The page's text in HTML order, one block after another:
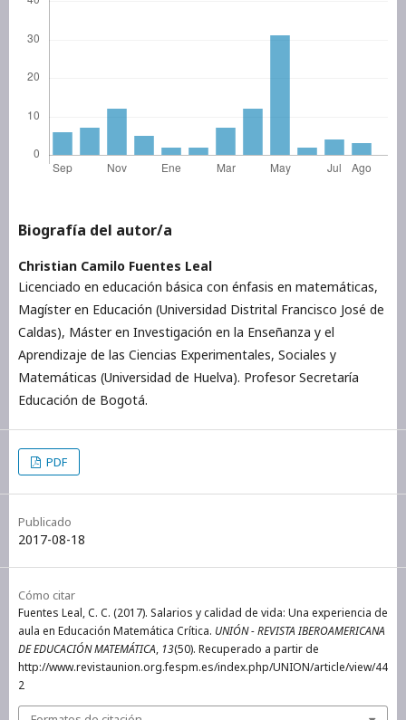
Biografía del autor/a
Christian Camilo Fuentes Leal
Licenciado en educación básica con énfasis en matemáticas,
Magíster en Educación (Universidad Distrital Francisco José de
Caldas), Máster en Investigación en la Enseñanza y el
Aprendizaje de las Ciencias Experimentales, Sociales y
Matemáticas (Universidad de Huelva). Profesor Secretaría
Educación de Bogotá.
PDF
Publicado
2017-08-18
Cómo citar
Fuentes Leal, C. C. (2017). Salarios y calidad de vida: Una experiencia de
aula en Educación Matemática Crítica. UNIÓN - REVISTA IBEROAMERICANA
DE EDUCACIÓN MATEMÁTICA, 13(50). Recuperado a partir de
http://www.revistaunion.org.fespm.es/index.php/UNION/article/view/44
2